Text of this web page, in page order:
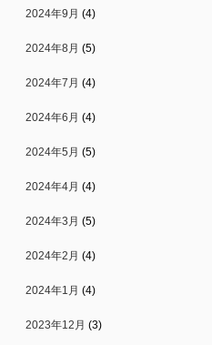
2024年9月 (4)
2024年8月 (5)
2024年7月 (4)
2024年6月 (4)
2024年5月 (5)
2024年4月 (4)
2024年3月 (5)
2024年2月 (4)
2024年1月 (4)
2023年12月 (3)